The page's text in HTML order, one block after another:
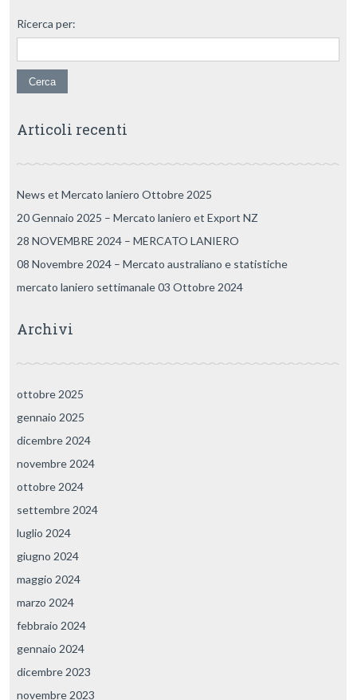
Ricerca per:
Articoli recenti
News et Mercato laniero Ottobre 2025
20 Gennaio 2025 – Mercato laniero et Export NZ
28 NOVEMBRE 2024 – MERCATO LANIERO
08 Novembre 2024 – Mercato australiano e statistiche
mercato laniero settimanale 03 Ottobre 2024
Archivi
ottobre 2025
gennaio 2025
dicembre 2024
novembre 2024
ottobre 2024
settembre 2024
luglio 2024
giugno 2024
maggio 2024
marzo 2024
febbraio 2024
gennaio 2024
dicembre 2023
novembre 2023